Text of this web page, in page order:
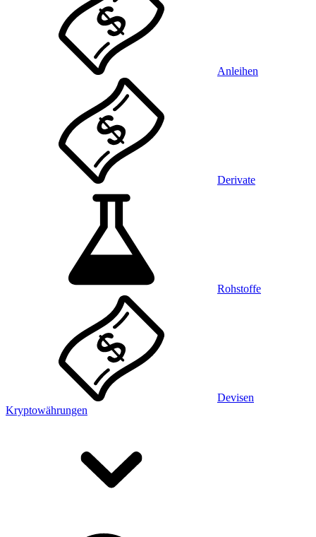
Anleihen
Derivate
Rohstoffe
Devisen
Kryptowährungen